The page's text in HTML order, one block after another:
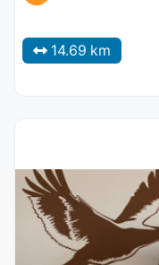
14.69 km